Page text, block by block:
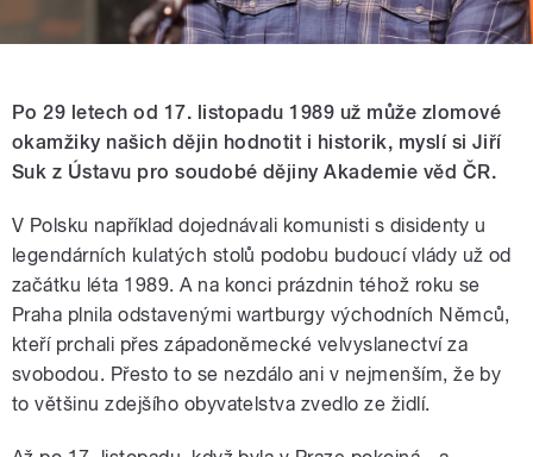
Po 29 letech od 17. listopadu 1989 už může zlomové
okamžiky našich dějin hodnotit i historik, myslí si Jiří
Suk z Ústavu pro soudobé dějiny Akademie věd ČR.
V Polsku například dojednávali komunisti s disidenty u
legendárních kulatých stolů podobu budoucí vlády už od
začátku léta 1989. A na konci prázdnin téhož roku se
Praha plnila odstavenými wartburgy východních Němců,
kteří prchali přes západoněmecké velvyslanectví za
svobodou. Přesto to se nezdálo ani v nejmenším, že by
to většinu zdejšího obyvatelstva zvedlo ze židlí.